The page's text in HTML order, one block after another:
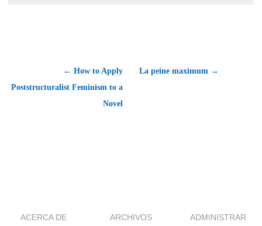
← How to Apply
Poststructuralist Feminism to a
Novel
La peine maximum →
ACERCA DE ARCHIVOS ADMINISTRAR